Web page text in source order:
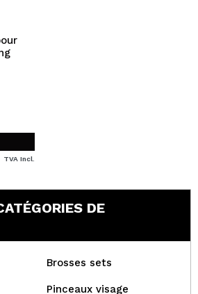
TVA Incl.
DE
Brosses sets
Pinceaux visage